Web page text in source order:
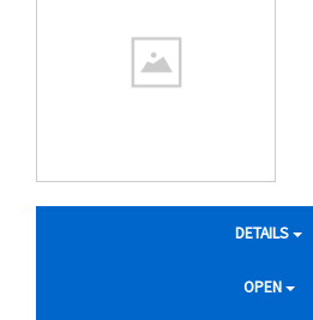
DETAILS
OPEN